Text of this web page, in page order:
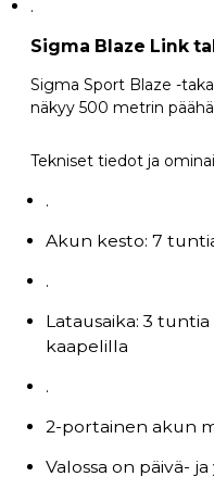
.
Sigma Blaze Link
Sigma Sport Blaze -
näkyy 500 metrin
Tekniset tiedot ja
.
Akun kesto: 7
.
Latausaika: 3
kaapelilla
.
2-portainen akun
Valossa on päivä- ja